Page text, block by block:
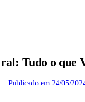
Tudo o que
Publicado em 24/05/